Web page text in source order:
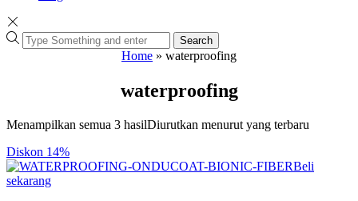
Search
Home » waterproofing
waterproofing
Menampilkan semua 3 hasilDiurutkan menurut yang terbaru
Diskon 14%
Beli
sekarang